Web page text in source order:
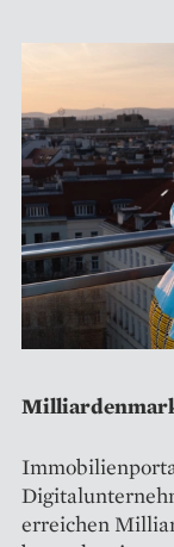
erreichen